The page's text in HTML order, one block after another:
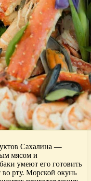
Сахалина —
мясом и
умеют его готовить
во рту. Морской окунь